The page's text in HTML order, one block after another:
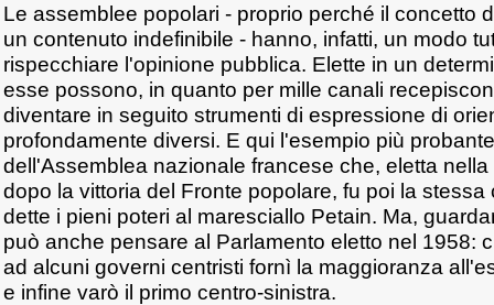
Le assemblee popolari - proprio perché il concetto
un contenuto indefinibile - hanno, infatti, un modo
rispecchiare l'opinione pubblica. Elette in un
esse possono, in quanto per mille canali
diventare in seguito strumenti di espressione di
profondamente diversi. E qui l'esempio più
dell'Assemblea nazionale francese che, eletta
dopo la vittoria del Fronte popolare, fu poi la
dette i pieni poteri al maresciallo Petain. Ma,
può anche pensare al Parlamento eletto nel 1958:
ad alcuni governi centristi fornì la maggioranza
e infine varò il primo centro-sinistra.